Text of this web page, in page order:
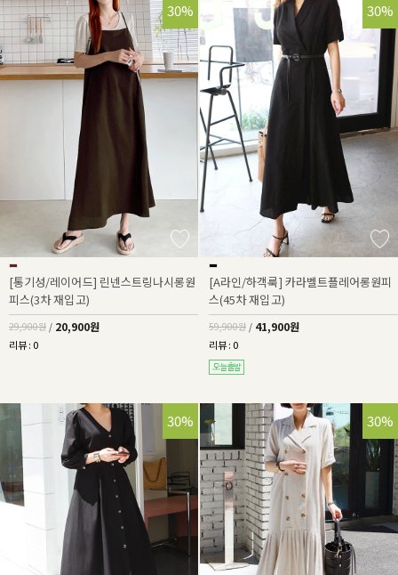
30%
[통기성/레이어드] 린넨스트링나시롱원
피스(3차 재입고)
29,900원 / 20,900원
리뷰 : 0
30%
[A라인/하객룩] 카라벨트플레어롱원피
스(45차 재입고)
59,900원 / 41,900원
리뷰 : 0
30% 30%